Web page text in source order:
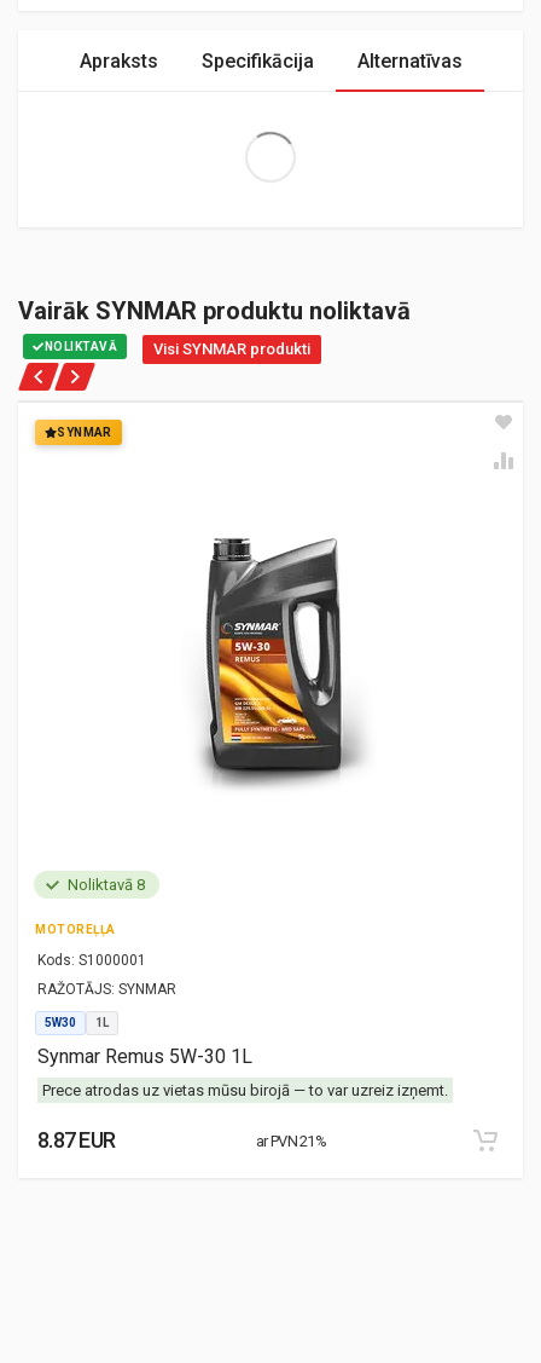
Apraksts Specifikācija Alternatīvas
Vairāk SYNMAR produktu noliktavā
NOLIKTAVĀ Visi SYNMAR produkti
SYNMAR
Noliktavā 8
MOTOREĻĻA
Kods: S1000001
RAŽOTĀJS: SYNMAR
5W30 1L
Synmar Remus 5W-30 1L
Prece atrodas uz vietas mūsu birojā — to var uzreiz izņemt.
8.87 EUR ar PVN 21%